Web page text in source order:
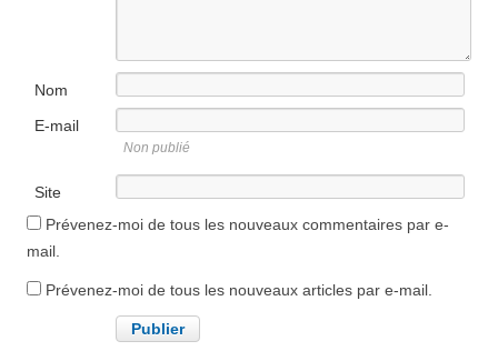
Nom
E-mail
Non publié
Site
internet
Prévenez-moi de tous les nouveaux commentaires par e-
mail.
Prévenez-moi de tous les nouveaux articles par e-mail.